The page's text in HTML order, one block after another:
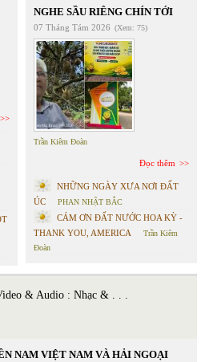
NGHE SẦU RIÊNG CHÍN TỚI
07 Tháng Tám 2026 (Xem: 75)
Trần Kiêm Đoàn
Đọc thêm
NHỮNG NGÀY XƯA NƠI ĐẤT
ÚC
PHAN NHẬT BẮC
CÁM ƠN ĐẤT NƯỚC HOA KỲ -
THANK YOU, AMERICA
Trần Kiêm
Đoàn
& Audio : Nhạc & . . .
NAM VIỆT NAM VÀ HẢI NGOẠI